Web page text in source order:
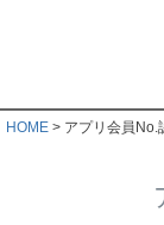
HOME アプリ会員No.